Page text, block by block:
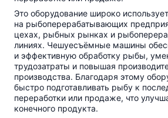
Это оборудование широко
на рыбоперерабатывающих
цехах, рыбных рынках и
линиях. Чешуесъёмные машины
и эффективную обработку рыбы,
трудозатраты и повышая
производства. Благодаря этому
быстро подготавливать рыбу к
переработки или продаже, что
конечного продукта.